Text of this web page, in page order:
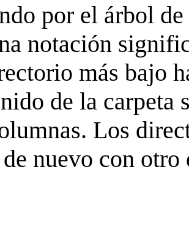
por el árbol
notación
más bajo
de la carpeta
Los
de nuevo con